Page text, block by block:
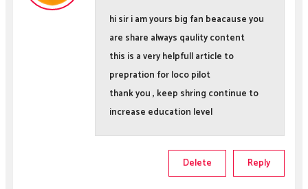
hi sir i am yours big fan beacause you
are share always qaulity content
this is a very helpfull article to
prepration for loco pilot
thank you , keep shring continue to
increase education level
Reply
Delete